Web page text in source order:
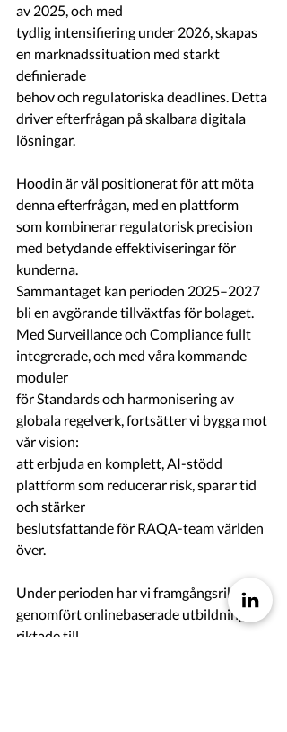
av 2025, och med
tydlig intensifiering under 2026, skapas
en marknadssituation med starkt
definierade
behov och regulatoriska deadlines. Detta
driver efterfrågan på skalbara digitala
lösningar.
Hoodin är väl positionerat för att möta
denna efterfrågan, med en plattform
som kombinerar regulatorisk precision
med betydande effektiviseringar för
kunderna.
Sammantaget kan perioden 2025–2027
bli en avgörande tillväxtfas för bolaget.
Med Surveillance och Compliance fullt
integrerade, och med våra kommande
moduler
för Standards och harmonisering av
globala regelverk, fortsätter vi bygga mot
vår vision:
att erbjuda en komplett, AI-stödd
plattform som reducerar risk, sparar tid
och stärker
beslutsfattande för RAQA-team världen
över.
Under perioden har vi framgångsrikt
genomfört onlinebaserade utbildningar
riktade till